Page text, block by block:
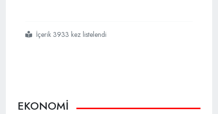
#işte
#katarın
#dünyadaki
#yeriİçerik 3933 kez listelendi
EKONOMİ